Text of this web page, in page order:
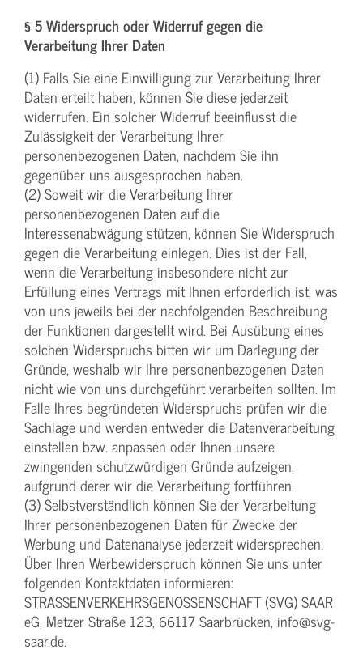
§ 5 Widerspruch oder Widerruf gegen die
Verarbeitung Ihrer Daten
(1) Falls Sie eine Einwilligung zur Verarbeitung Ihrer
Daten erteilt haben, können Sie diese jederzeit
widerrufen. Ein solcher Widerruf beeinflusst die
Zulässigkeit der Verarbeitung Ihrer
personenbezogenen Daten, nachdem Sie ihn
gegenüber uns ausgesprochen haben.
(2) Soweit wir die Verarbeitung Ihrer
personenbezogenen Daten auf die
Interessenabwägung stützen, können Sie Widerspruch
gegen die Verarbeitung einlegen. Dies ist der Fall,
wenn die Verarbeitung insbesondere nicht zur
Erfüllung eines Vertrags mit Ihnen erforderlich ist, was
von uns jeweils bei der nachfolgenden Beschreibung
der Funktionen dargestellt wird. Bei Ausübung eines
solchen Widerspruchs bitten wir um Darlegung der
Gründe, weshalb wir Ihre personenbezogenen Daten
nicht wie von uns durchgeführt verarbeiten sollten. Im
Falle Ihres begründeten Widerspruchs prüfen wir die
Sachlage und werden entweder die Datenverarbeitung
einstellen bzw. anpassen oder Ihnen unsere
zwingenden schutzwürdigen Gründe aufzeigen,
aufgrund derer wir die Verarbeitung fortführen.
(3) Selbstverständlich können Sie der Verarbeitung
Ihrer personenbezogenen Daten für Zwecke der
Werbung und Datenanalyse jederzeit widersprechen.
Über Ihren Werbewiderspruch können Sie uns unter
folgenden Kontaktdaten informieren:
STRASSENVERKEHRSGENOSSENSCHAFT (SVG) SAAR
eG, Metzer Straße 123, 66117 Saarbrücken, info@svg-
saar.de.